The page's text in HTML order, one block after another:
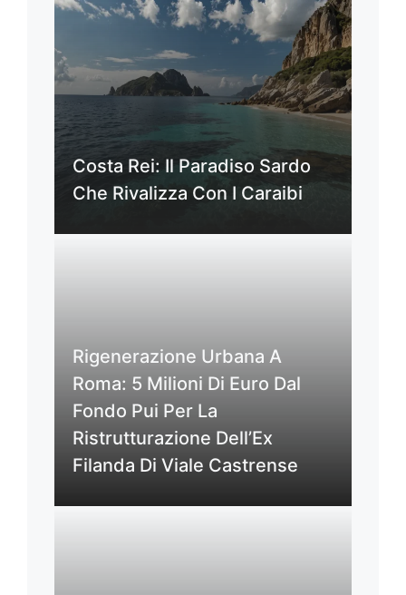
Costa Rei: Il Paradiso Sardo
Che Rivalizza Con I Caraibi
Rigenerazione Urbana A
Roma: 5 Milioni Di Euro Dal
Fondo Pui Per La
Ristrutturazione Dell’Ex
Filanda Di Viale Castrense